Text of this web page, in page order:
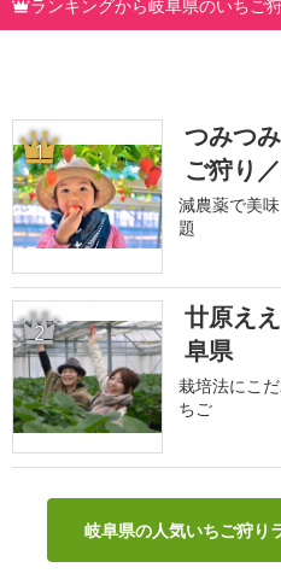
ランキングから岐阜県のいちご
1
つみつ
ご狩り
減農薬で美
題
2
廿原え
阜県
栽培法にこ
ちご
岐阜県の人気いちご狩り